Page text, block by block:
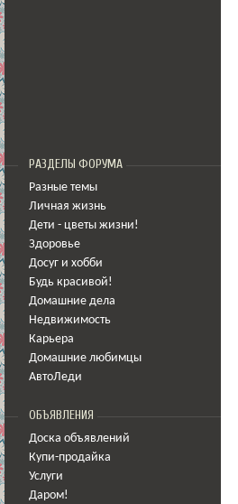
РАЗДЕЛЫ ФОРУМА
Разные темы
Личная жизнь
Дети - цветы жизни!
Здоровье
Досуг и хобби
Будь красивой!
Домашние дела
Недвижимость
Карьера
Домашние любимцы
АвтоЛеди
ОБЪЯВЛЕНИЯ
Доска объявлений
Купи-продайка
Услуги
Даром!